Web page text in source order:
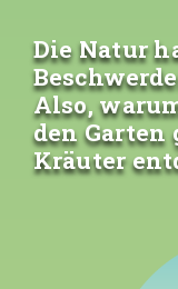
Die Natur
Also,
den Garten
Kräuter